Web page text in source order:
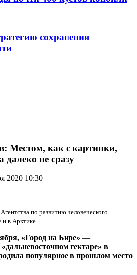
сохранения
Местом, как с картинки,
далеко не сразу
2020 10:30
по развитию человеческого
и в Арктике
«Город на Бире» —
гектаре» в
популярное в прошлом место